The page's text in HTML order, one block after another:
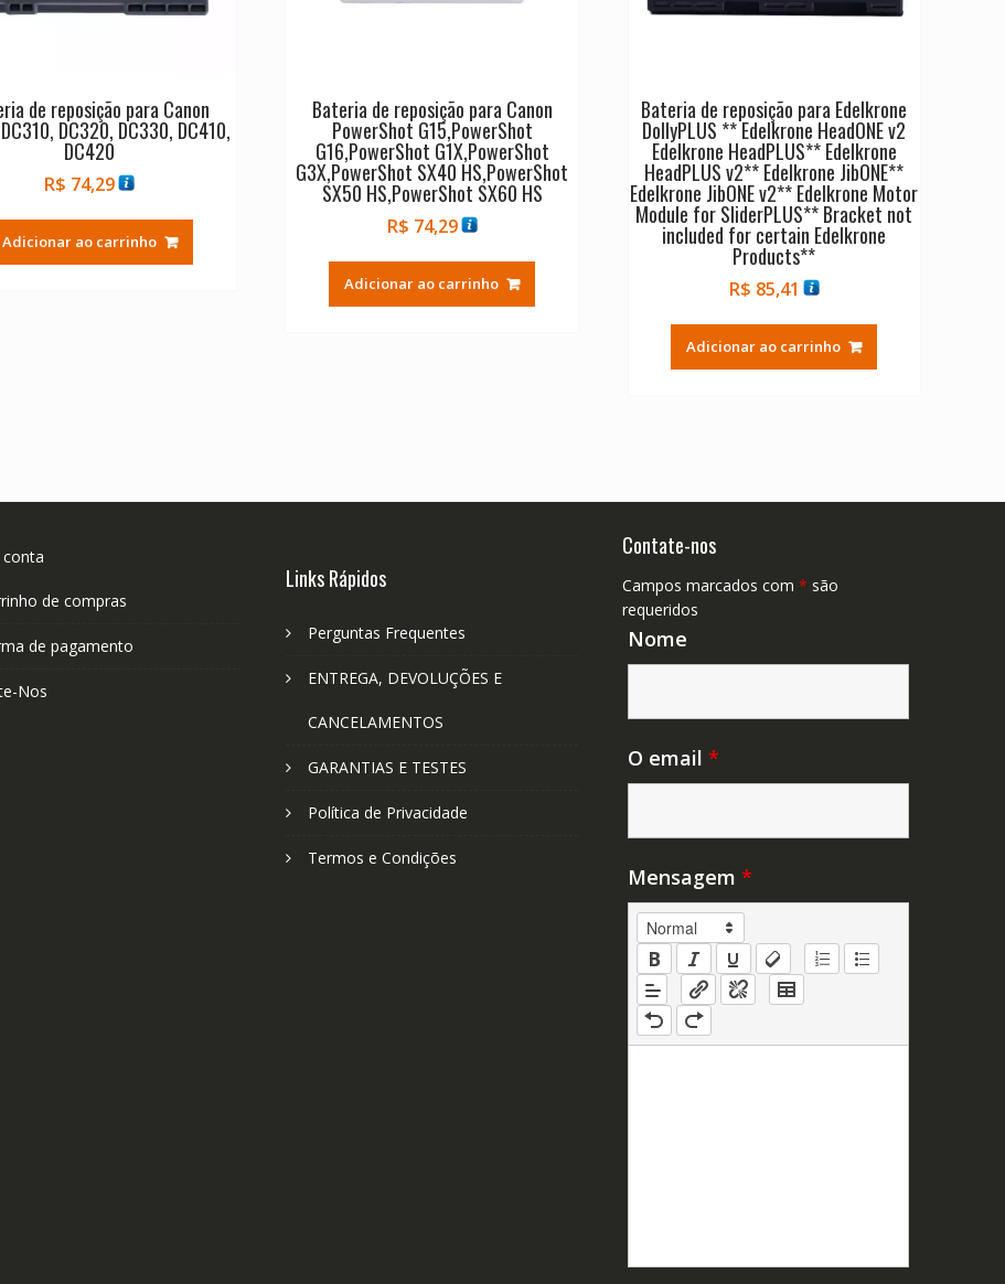
de reposição para Canon
DC320, DC330, DC410,
DC420
R$ 74,29
Adicionar ao carrinho
Bateria de reposição para Canon
PowerShot G15,PowerShot
G16,PowerShot G1X,PowerShot
G3X,PowerShot SX40 HS,PowerShot
SX50 HS,PowerShot SX60 HS
R$ 74,29
Adicionar ao carrinho
Bateria de reposição para Edelkrone
DollyPLUS ** Edelkrone HeadONE v2
Edelkrone HeadPLUS** Edelkrone
HeadPLUS v2** Edelkrone JibONE**
Edelkrone JibONE v2** Edelkrone Motor
Module for SliderPLUS** Bracket not
included for certain Edelkrone
Products**
R$ 85,41
Adicionar ao carrinho
de compras
de pagamento
Nos
Links Rápidos
Perguntas Frequentes
ENTREGA, DEVOLUÇÕES E
CANCELAMENTOS
GARANTIAS E TESTES
Política de Privacidade
Termos e Condições
Contate-nos
Campos marcados com * são
requeridos
Nome
O email *
Mensagem *